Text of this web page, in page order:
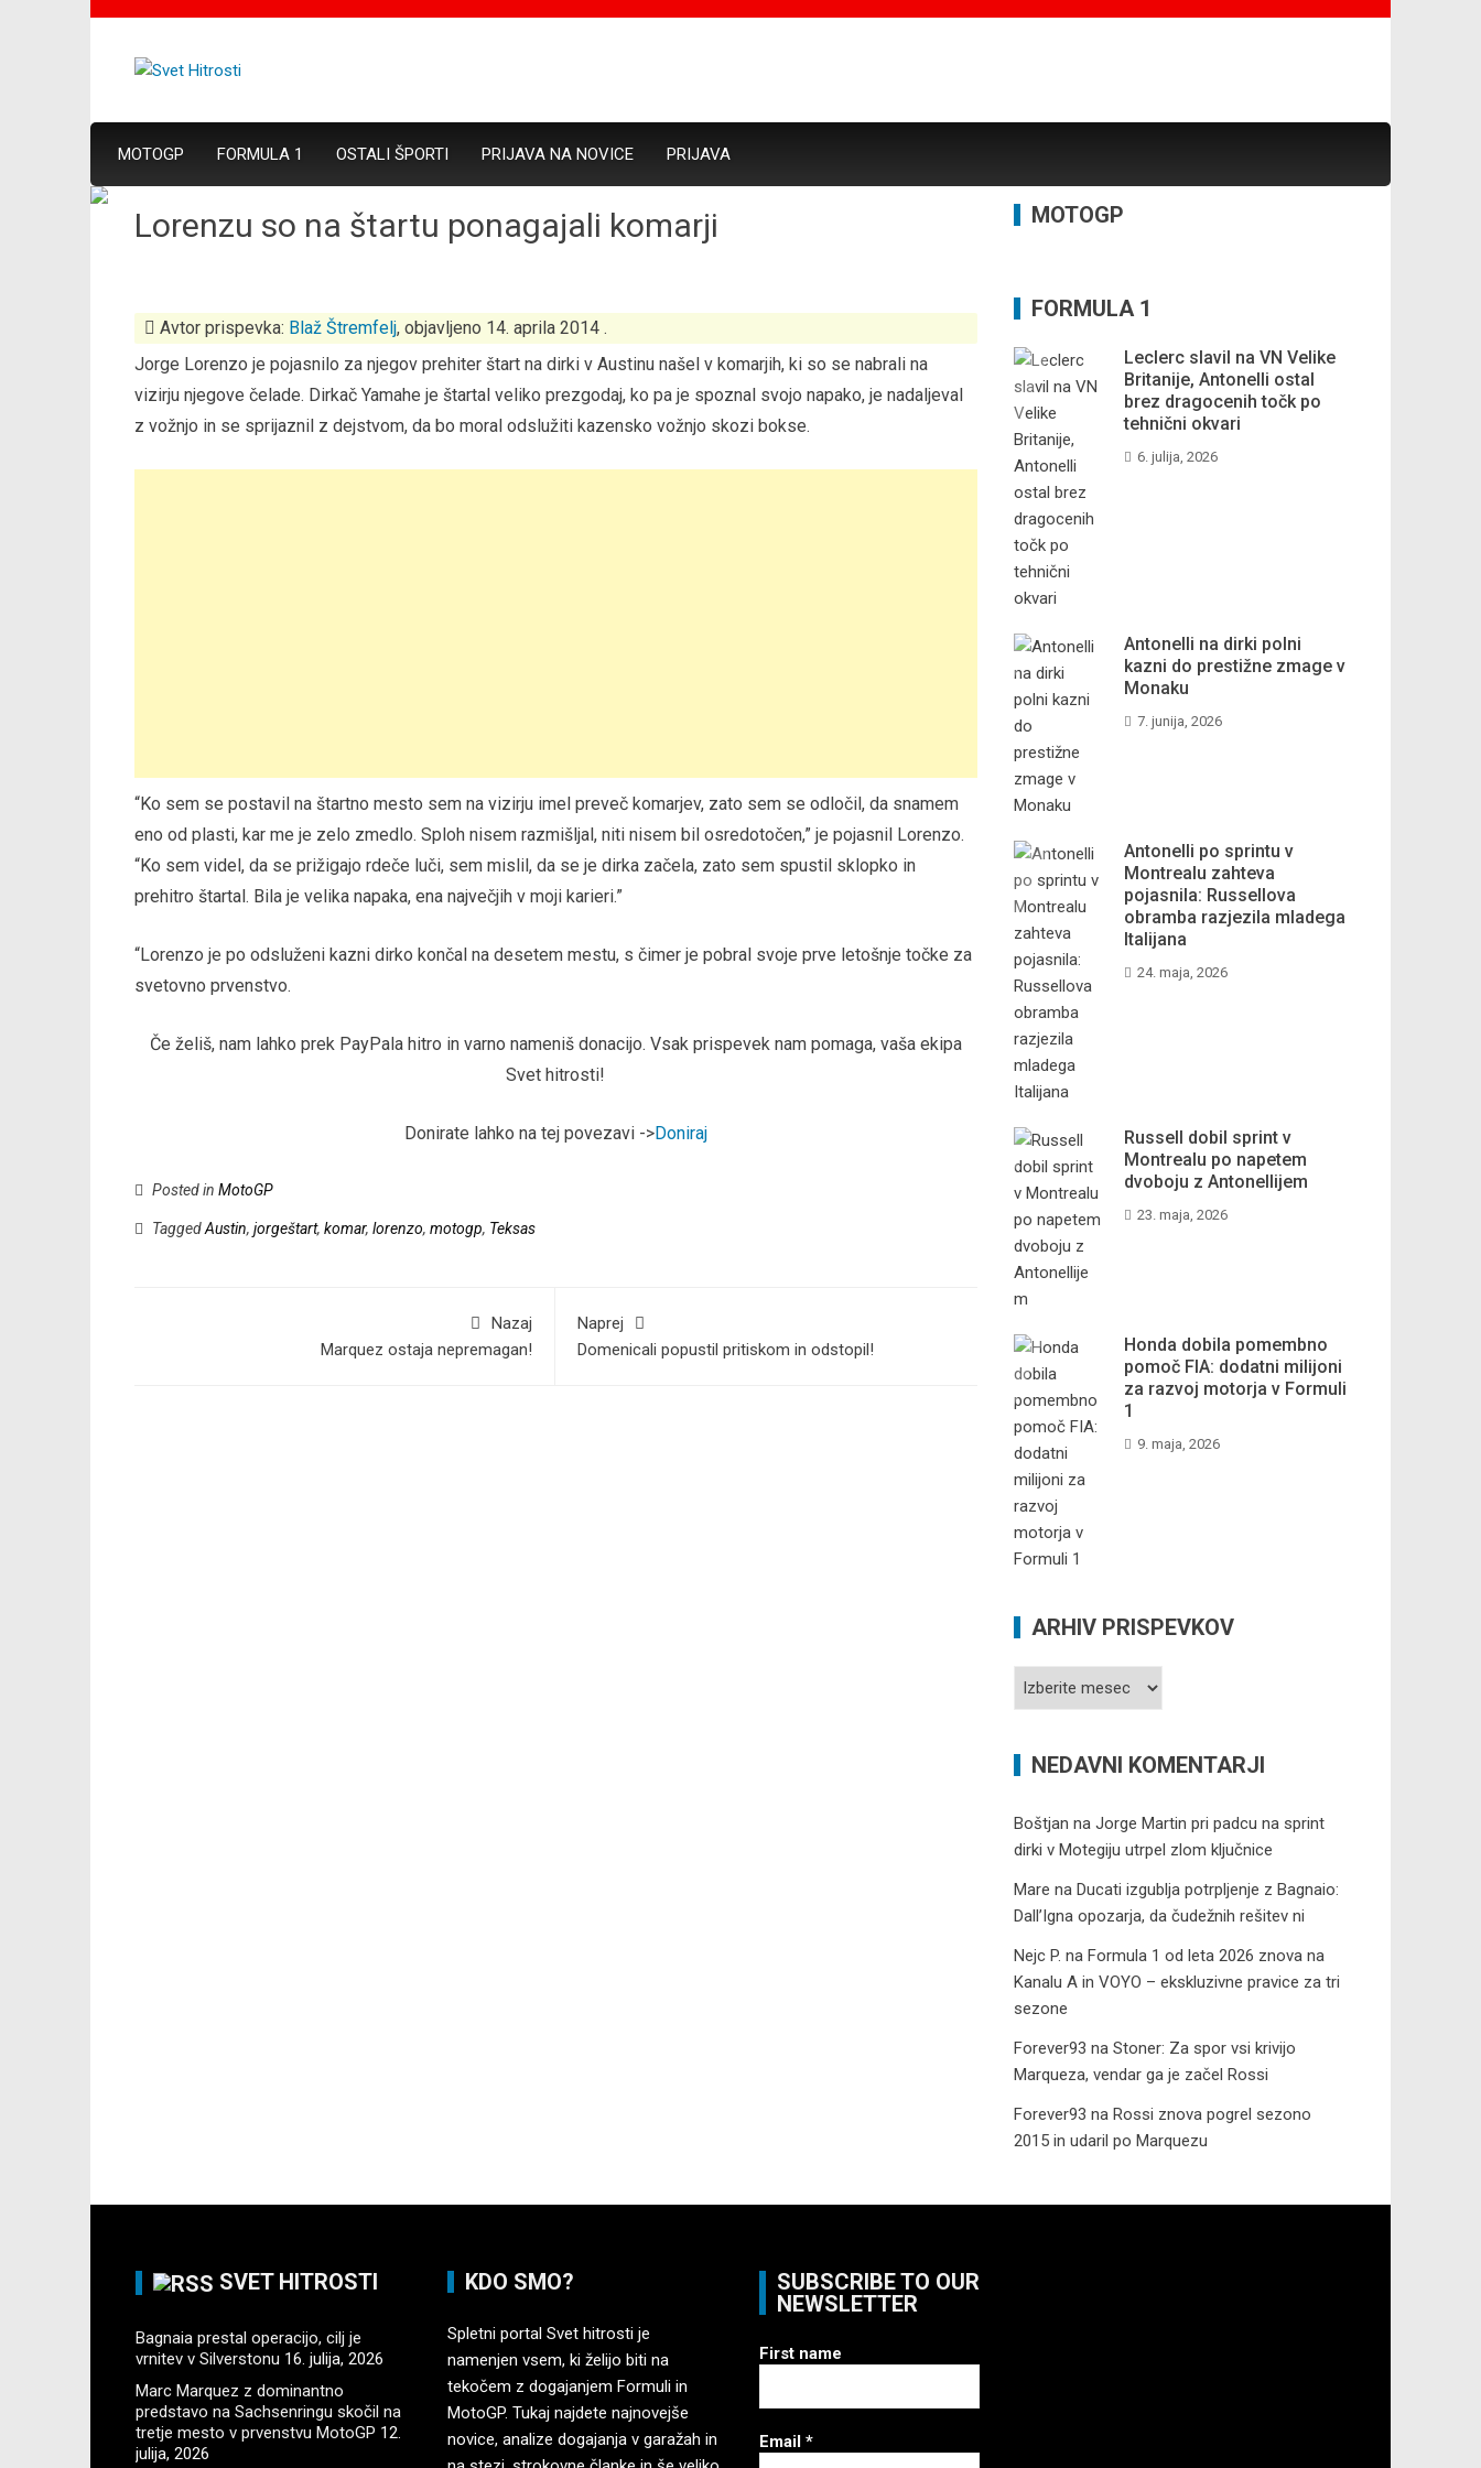
MOTOGP FORMULA 1 OSTALI ŠPORTI PRIJAVA NA NOVICE PRIJAVA
Lorenzu so na štartu ponagajali komarji
Avtor prispevka: Blaž Štremfelj, objavljeno 14. aprila 2014 .
Jorge Lorenzo je pojasnilo za njegov prehiter štart na dirki v Austinu našel v komarjih, ki so se nabrali na
vizirju njegove čelade. Dirkač Yamahe je štartal veliko prezgodaj, ko pa je spoznal svojo napako, je nadaljeval
z vožnjo in se sprijaznil z dejstvom, da bo moral odslužiti kazensko vožnjo skozi bokse.
“Ko sem se postavil na štartno mesto sem na vizirju imel preveč komarjev, zato sem se odločil, da snamem
eno od plasti, kar me je zelo zmedlo. Sploh nisem razmišljal, niti nisem bil osredotočen,” je pojasnil Lorenzo.
“Ko sem videl, da se prižigajo rdeče luči, sem mislil, da se je dirka začela, zato sem spustil sklopko in
prehitro štartal. Bila je velika napaka, ena največjih v moji karieri.”
“Lorenzo je po odsluženi kazni dirko končal na desetem mestu, s čimer je pobral svoje prve letošnje točke za
svetovno prvenstvo.
Če želiš, nam lahko prek PayPala hitro in varno nameniš donacijo. Vsak prispevek nam pomaga, vaša ekipa
Svet hitrosti!
Donirate lahko na tej povezavi ->Doniraj
Posted in MotoGP
TaggedAustin, jorgeštart, komar, lorenzo, motogp, Teksas
Nazaj
Marquez ostaja nepremagan!
Naprej
Domenicali popustil pritiskom in odstopil!
MOTOGP
FORMULA 1
Leclerc slavil na VN Velike
Britanije, Antonelli ostal
brez dragocenih točk po
tehnični okvari
6. julija, 2026
Antonelli na dirki polni
kazni do prestižne zmage v
Monaku
7. junija, 2026
Antonelli po sprintu v
Montrealu zahteva
pojasnila: Russellova
obramba razjezila mladega
Italijana
24. maja, 2026
Russell dobil sprint v
Montrealu po napetem
dvoboju z Antonellijem
23. maja, 2026
Honda dobila pomembno
pomoč FIA: dodatni milijoni
za razvoj motorja v Formuli
1
9. maja, 2026
ARHIV PRISPEVKOV
Arhiv
NEDAVNI KOMENTARJI
Boštjan na Jorge Martin pri padcu na sprint
dirki v Motegiju utrpel zlom ključnice
Mare na Ducati izgublja potrpljenje z Bagnaio:
Dall’Igna opozarja, da čudežnih rešitev ni
Nejc P. na Formula 1 od leta 2026 znova na
Kanalu A in VOYO – ekskluzivne pravice za tri
sezone
Forever93 na Stoner: Za spor vsi krivijo
Marqueza, vendar ga je začel Rossi
Forever93 na Rossi znova pogrel sezono
2015 in udaril po Marquezu
SVET HITROSTI
Bagnaia prestal operacijo, cilj je
vrnitev v Silverstonu 16. julija, 2026
Marc Marquez z dominantno
predstavo na Sachsenringu skočil na
tretje mesto v prvenstvu MotoGP 12.
julija, 2026
KDO SMO?
Spletni portal Svet hitrosti je
namenjen vsem, ki želijo biti na
tekočem z dogajanjem Formuli in
MotoGP. Tukaj najdete najnovejše
novice, analize dogajanja v garažah in
SUBSCRIBE TO OUR
NEWSLETTER
First name
Email*